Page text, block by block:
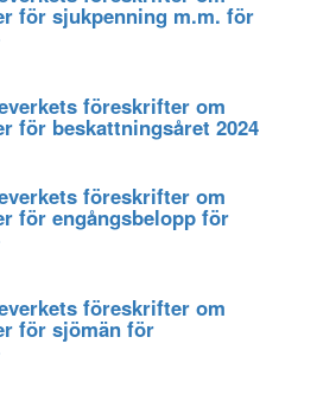
för sjukpenning m.m. för
föreskrifter om
för beskattningsåret 2024
föreskrifter om
för engångsbelopp för
föreskrifter om
för sjömän för